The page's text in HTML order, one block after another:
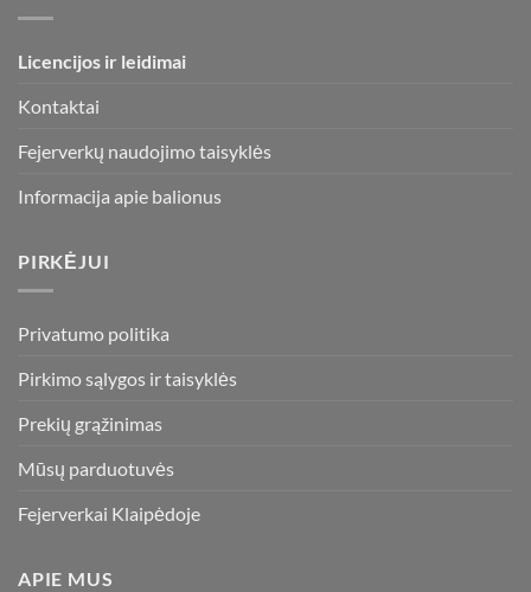
be
product
page
Licencijos ir leidimai
Kontaktai
Fejerverkų naudojimo taisyklės
Informacija apie balionus
PIRKĖJUI
Privatumo politika
Pirkimo sąlygos ir taisyklės
Prekių grąžinimas
Mūsų parduotuvės
Fejerverkai Klaipėdoje
APIE MUS